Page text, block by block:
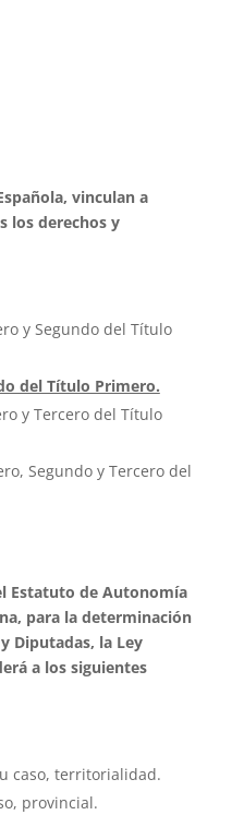
vinculan a
los derechos y
y Segundo del Título
del Título Primero.
y Tercero del Título
Segundo y Tercero del
Estatuto de Autonomía
para la determinación
Diputadas, la Ley
a los siguientes
caso, territorialidad.
provincial.